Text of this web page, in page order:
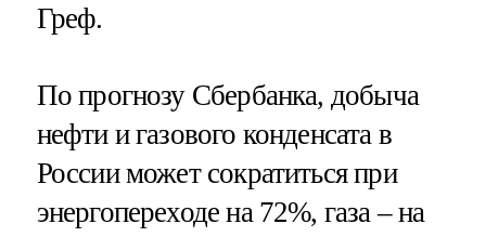
Греф.
По прогнозу Сбербанка, добыча
нефти и газового конденсата в
России может сократиться при
энергопереходе на 72%, газа – на